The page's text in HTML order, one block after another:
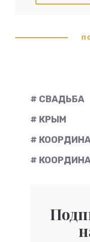
# СВАДЬБА
# КРЫМ
#
#